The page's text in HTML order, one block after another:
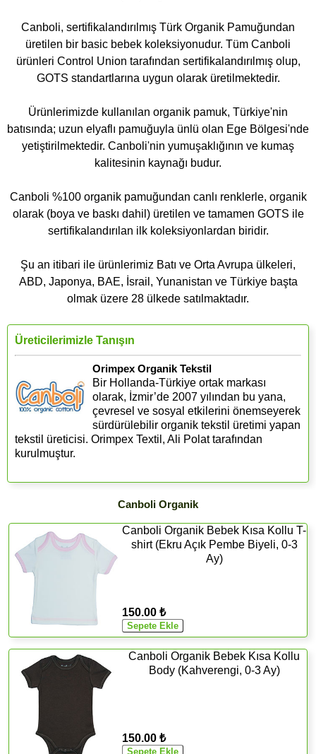
Canboli, sertifikalandırılmış Türk Organik Pamuğundan
üretilen bir basic bebek koleksiyonudur. Tüm Canboli
ürünleri Control Union tarafından sertifikalandırılmış olup,
GOTS standartlarına uygun olarak üretilmektedir.
Ürünlerimizde kullanılan organik pamuk, Türkiye'nin
batısında; uzun elyaflı pamuğuyla ünlü olan Ege Bölgesi'nde
yetiştirilmektedir. Canboli'nin yumuşaklığının ve kumaş
kalitesinin kaynağı budur.
Canboli %100 organik pamuğundan canlı renklerle, organik
olarak (boya ve baskı dahil) üretilen ve tamamen GOTS ile
sertifikalandırılan ilk koleksiyonlardan biridir.
Şu an itibari ile ürünlerimiz Batı ve Orta Avrupa ülkeleri,
ABD, Japonya, BAE, İsrail, Yunanistan ve Türkiye başta
olmak üzere 28 ülkede satılmaktadır.
Üreticilerimizle Tanışın
Orimpex Organik Tekstil
Bir Hollanda-Türkiye ortak markası
olarak, İzmir’de 2007 yılından bu yana,
çevresel ve sosyal etkilerini önemseyerek
sürdürülebilir organik tekstil üretimi yapan
tekstil üreticisi. Orimpex Textil, Ali Polat tarafından
kurulmuştur.
Canboli Organik
Canboli Organik Bebek Kısa Kollu T-
shirt (Ekru Açık Pembe Biyeli, 0-3
Ay)
150.00 ₺
Canboli Organik Bebek Kısa Kollu
Body (Kahverengi, 0-3 Ay)
150.00 ₺